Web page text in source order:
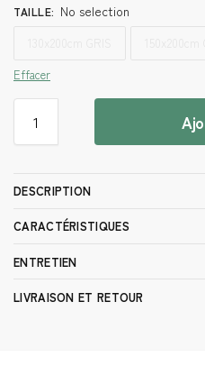
TAILLE: No selection
Effacer
DESCRIPTION
CARACTÉRISTIQUES
ENTRETIEN
LIVRAISON ET RETOUR